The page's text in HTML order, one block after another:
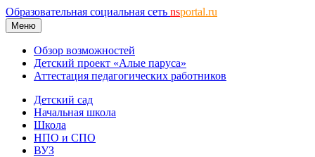
Образовательная социальная сеть nsportal.ru
Меню
Обзор возможностей
Детский проект «Алые паруса»
Аттестация педагогических работников
Детский сад
Начальная школа
Школа
НПО и СПО
ВУЗ